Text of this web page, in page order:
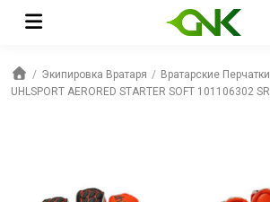
Экипировка Вратаря
Вратарские Перчатки
UHLSPORT AERORED STARTER SOFT 101106302 SR